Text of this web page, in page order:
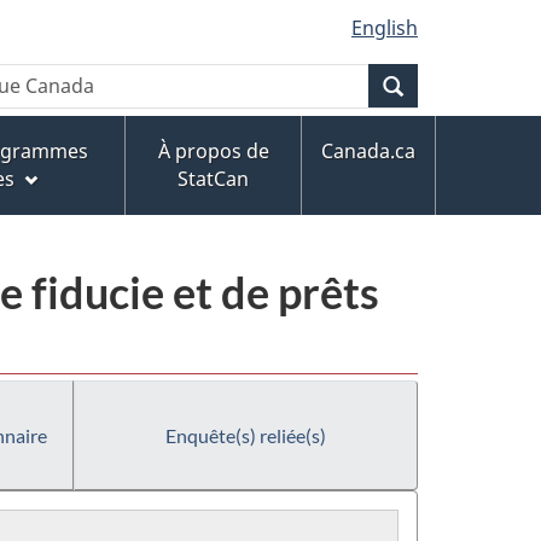
English
À propos de
StatCan
Canada.ca
fiducie et de prêts
Enquête(s) reliée(s)